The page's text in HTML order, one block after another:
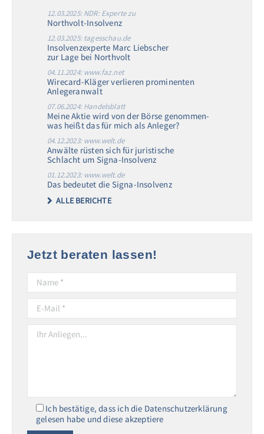
12.03.2025: NDR: Experte zu
Northvolt-Insolvenz
12.03.2025: tagesschau.de
Insolvenzexperte Marc Liebscher
zur Lage bei Northvolt
04.11.2024: www.faz.net
Wirecard-Kläger verlieren prominenten
Anlegeranwalt
07.06.2024: Handelsblatt
Meine Aktie wird von der Börse genommen-
was heißt das für mich als Anleger?
04.12.2023: www.welt.de
Anwälte rüsten sich für juristische
Schlacht um Signa-Insolvenz
01.12.2023: www.welt.de
Das bedeutet die Signa-Insolvenz
ALLE BERICHTE
Jetzt beraten lassen!
Ich bestätige, dass ich die Datenschutzerklärung
gelesen habe und diese akzeptiere